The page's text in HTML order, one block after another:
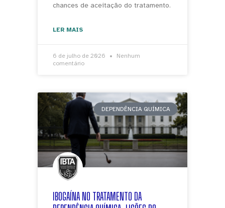
chances de aceitação do tratamento.
LER MAIS
6 de julho de 2026
Nenhum
comentário
DEPENDÊNCIA QUÍMICA
IBOGAÍNA NO TRATAMENTO DA